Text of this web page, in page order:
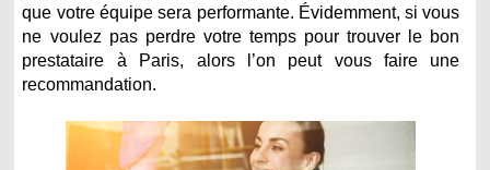
que votre équipe sera performante. Évidemment, si vous
ne voulez pas perdre votre temps pour trouver le bon
prestataire à Paris, alors l’on peut vous faire une
recommandation.